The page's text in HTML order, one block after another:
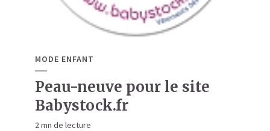
MODE ENFANT
Peau-neuve pour le site
Babystock.fr
2 mn de lecture